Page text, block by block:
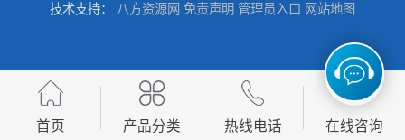
防腐防尘防爆控制柜 湖北防爆控制箱 防腐防尘防爆控制柜 广东防爆控制柜
技术支持： 八方资源网 免责声明 管理员入口 网站地图
首页 产品分类 热线电话 在线咨询